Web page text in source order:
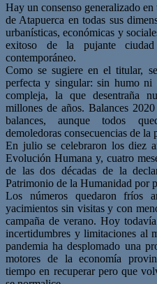
Hay un consenso generalizado
de Atapuerca en todas sus
urbanísticas, económicas y
exitoso de la pujante
contemporáneo.
Como se sugiere en el titular,
perfecta y singular: sin humo
compleja, la que desentraña
millones de años. Balances
balances, aunque todos
demoledoras consecuencias de la
En julio se celebraron los diez
Evolución Humana y, cuatro
de las dos décadas de la
Patrimonio de la Humanidad por
Los números quedaron fríos
yacimientos sin visitas y con
campaña de verano. Hoy
incertidumbres y limitaciones al
pandemia ha desplomado una
motores de la economía
tiempo en recuperar pero que